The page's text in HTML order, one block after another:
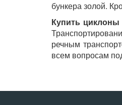
бункера золой.
Купить
речным
всем вопросам